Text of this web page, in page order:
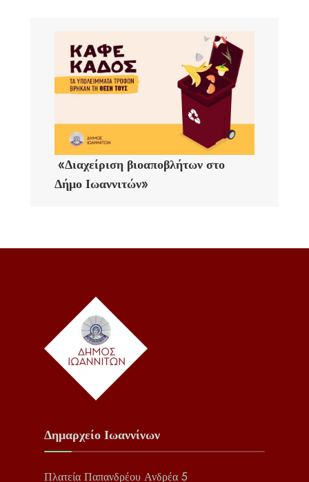
«Διαχείριση βιοαποβλήτων στο
Δήμο Ιωαννιτών»
Δημαρχείο Ιωαννίνων
Πλατεία Παπανδρέου Ανδρέα 5